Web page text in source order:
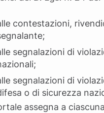
contestazioni,
segnalazioni di
segnalazioni di
o di sicurezza
assegna a